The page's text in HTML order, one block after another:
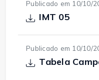
Publicado em 10/10/
IMT 05
Publicado em 10/10/
Tabela